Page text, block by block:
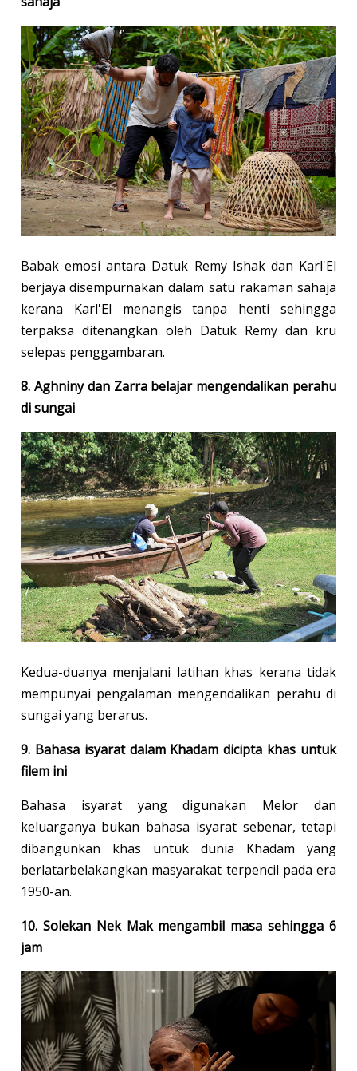
Babak emosi antara Datuk Remy Ishak dan Karl'El
berjaya disempurnakan dalam satu rakaman sahaja
kerana Karl'El menangis tanpa henti sehingga
terpaksa ditenangkan oleh Datuk Remy dan kru
selepas penggambaran.
8. Aghniny dan Zarra belajar mengendalikan perahu
di sungai
Kedua-duanya menjalani latihan khas kerana tidak
mempunyai pengalaman mengendalikan perahu di
sungai yang berarus.
9. Bahasa isyarat dalam Khadam dicipta khas untuk
filem ini
Bahasa isyarat yang digunakan Melor dan
keluarganya bukan bahasa isyarat sebenar, tetapi
dibangunkan khas untuk dunia Khadam yang
berlatarbelakangkan masyarakat terpencil pada era
1950-an.
10. Solekan Nek Mak mengambil masa sehingga 6
jam